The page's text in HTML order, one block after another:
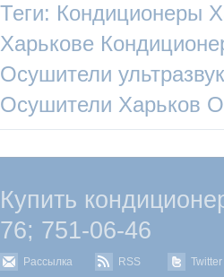
Теги: Кондиционеры
Харькове
Осушители
Осушители Харьков
Купить
76; 751-06-46
Рассылка RSS Twitter